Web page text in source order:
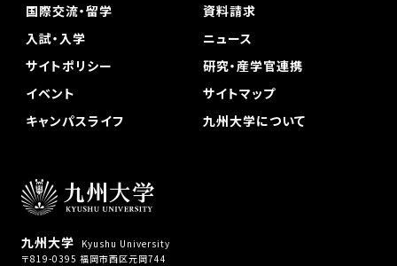
九州大学
Kyushu University
〒819-0395 福岡市西区元岡744
国際交流・留学
資料請求
入試・入学
ニュース
サイトポリシー
研究・産学官連携
イベント
サイトマップ
キャンパスライフ
九州大学について